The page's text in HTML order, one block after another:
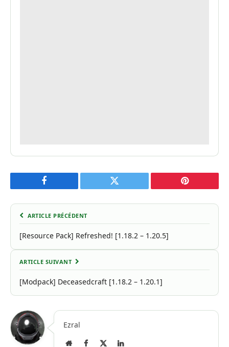
Facebook Twitter Pinterest
ARTICLE PRÉCÉDENT
[Resource Pack] Refreshed! [1.18.2 – 1.20.5]
ARTICLE SUIVANT
[Modpack] Deceasedcraft [1.18.2 – 1.20.1]
Ezral
Site
Facebook
X
LinkedIn